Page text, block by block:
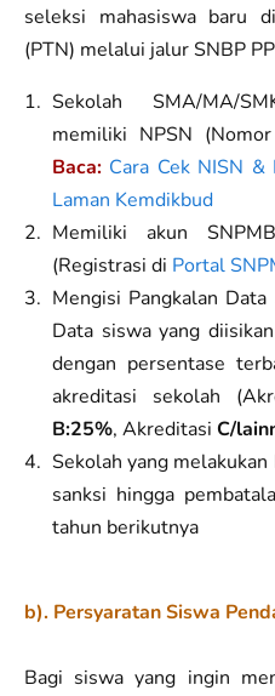
seleksi mahasiswa baru
(PTN) melalui jalur SNBP
Sekolah SMA/MA/
memiliki NPSN
Baca: Cara Cek NISN &
Laman Kemdikbud
Memiliki akun
(Registrasi di Portal
Mengisi Pangkalan
Data siswa yang
dengan persentase
akreditasi sekolah
B:25%, Akreditasi C/
Sekolah yang
sanksi hingga
tahun berikutnya
b). Persyaratan Siswa
Bagi siswa yang ingin